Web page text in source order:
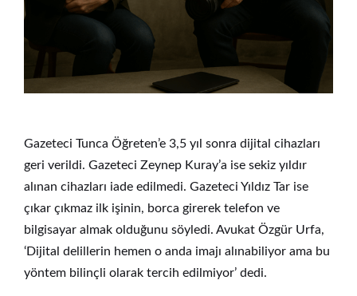
Gazeteci Tunca Öğreten’e 3,5 yıl sonra dijital cihazları
geri verildi. Gazeteci Zeynep Kuray’a ise sekiz yıldır
alınan cihazları iade edilmedi. Gazeteci Yıldız Tar ise
çıkar çıkmaz ilk işinin, borca girerek telefon ve
bilgisayar almak olduğunu söyledi. Avukat Özgür Urfa,
‘Dijital delillerin hemen o anda imajı alınabiliyor ama bu
yöntem bilinçli olarak tercih edilmiyor’ dedi.